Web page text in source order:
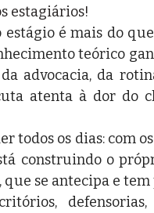
estagiários!
é mais do
teórico
advocacia, da
atenta à dor do
todos os dias: com
construindo o
que se antecipa e